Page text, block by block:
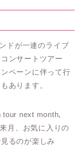
ドが一連のライブ
ンサートツアー
ペーンに伴って行
あります。
next month,
月、お気に入りの
るのが楽しみ